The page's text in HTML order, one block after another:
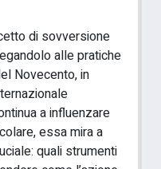
di sovversione
alle pratiche
Novecento, in
a influenzare
essa mira a
quali strumenti